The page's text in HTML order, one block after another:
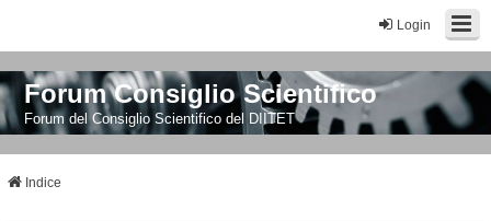
Login
Forum Consiglio Scientifico
Forum del Consiglio Scientifico del DIITET
Indice